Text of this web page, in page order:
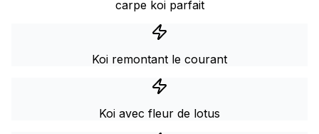
carpe koi parfait
Koi remontant le courant
Koi avec fleur de lotus